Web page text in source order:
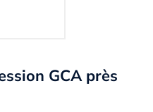
GCA près